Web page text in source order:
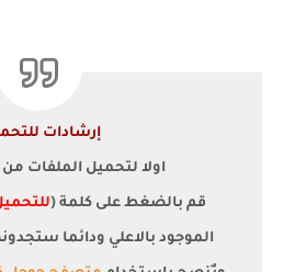
إرشادات
اولا لتحميل الملفات
قم بالضغط على كلمة (
الموجود بالاعلي ودائما